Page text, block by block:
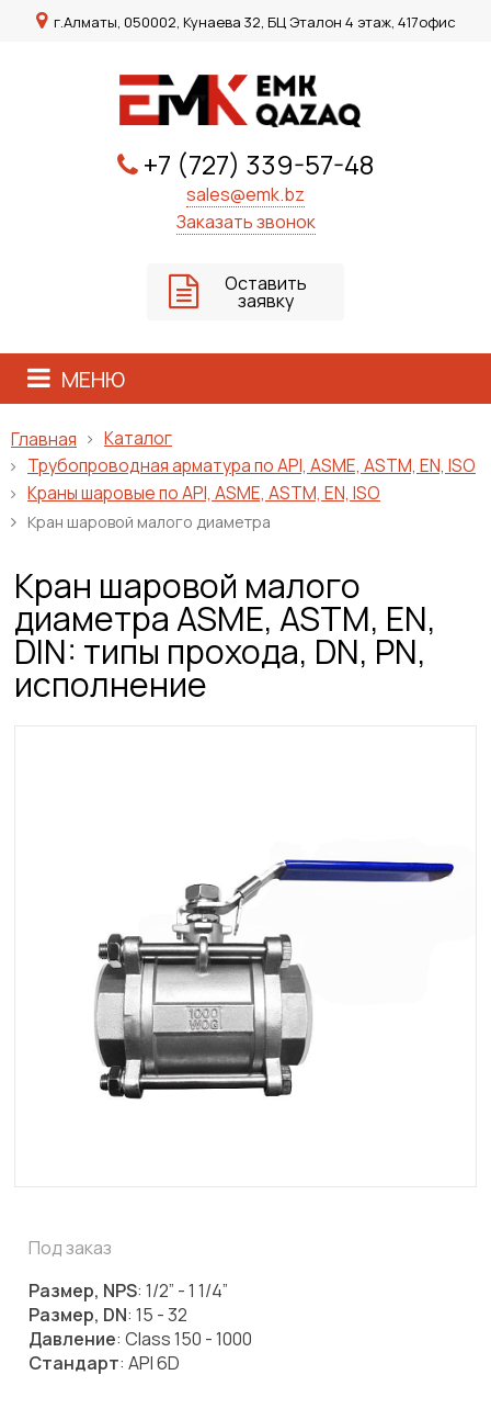
г.Алматы, 050002, Кунаева 32, БЦ Эталон 4 этаж, 417офис
+7 (727) 339-57-48
sales@emk.bz
Заказать звонок
Оставить
заявку
МЕНЮ
Главная
Каталог
Трубопроводная арматура по API, ASME, ASTM, EN, ISO
Краны шаровые по API, ASME, ASTM, EN, ISO
Кран шаровой малого диаметра
Кран шаровой малого
диаметра ASME, ASTM, EN,
DIN: типы прохода, DN, PN,
исполнение
Под заказ
Размер, NPS: 1/2” - 1 1/4”
Размер, DN: 15 - 32
Давление: Class 150 - 1000
Стандарт: API 6D